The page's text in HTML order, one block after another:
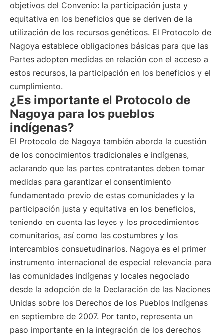
objetivos del Convenio: la participación justa y
equitativa en los beneficios que se deriven de la
utilización de los recursos genéticos. El Protocolo de
Nagoya establece obligaciones básicas para que las
Partes adopten medidas en relación con el acceso a
estos recursos, la participación en los beneficios y el
cumplimiento.
¿Es importante el Protocolo de
Nagoya para los pueblos
indígenas?
El Protocolo de Nagoya también aborda la cuestión
de los conocimientos tradicionales e indígenas,
aclarando que las partes contratantes deben tomar
medidas para garantizar el consentimiento
fundamentado previo de estas comunidades y la
participación justa y equitativa en los beneficios,
teniendo en cuenta las leyes y los procedimientos
comunitarios, así como las costumbres y los
intercambios consuetudinarios. Nagoya es el primer
instrumento internacional de especial relevancia para
las comunidades indígenas y locales negociado
desde la adopción de la Declaración de las Naciones
Unidas sobre los Derechos de los Pueblos Indígenas
en septiembre de 2007. Por tanto, representa un
paso importante en la integración de los derechos